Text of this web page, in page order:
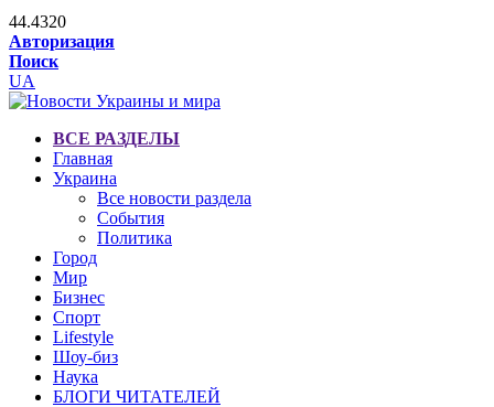
44.4320
Авторизация
Поиск
UA
ВСЕ РАЗДЕЛЫ
Главная
Украина
Все новости раздела
События
Политика
Город
Мир
Бизнес
Спорт
Lifestyle
Шоу-биз
Наука
БЛОГИ ЧИТАТЕЛЕЙ